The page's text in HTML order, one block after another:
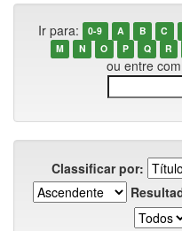
Ir para: 0-9 A B C
M
N O P Q R
ou entre
Classificar por: